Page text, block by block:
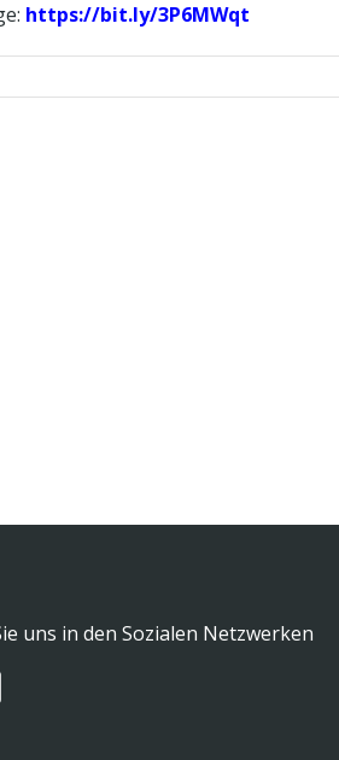
https://bit.ly/3P6MWqt
uns in den Sozialen Netzwerken